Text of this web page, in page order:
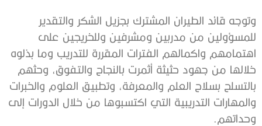
وتوجه قائد الطيران المشترك بجزيل الشكر والتقدير
للمسؤولين من مدربين ومشرفين وللخريجين على
اهتمامهم واكمالهم الفترات المقررة للتدريب وما بذلوه
خلالها من جهود حثيثة أثمرت بالنجاح والتفوق، وحثهم
بالتسلح بسلاح العلم والمعرفة، وتطبيق العلوم والخبرات
والمهارات التدريبية التي اكتسبوها من خلال الدورات إلى
وحداتهم.